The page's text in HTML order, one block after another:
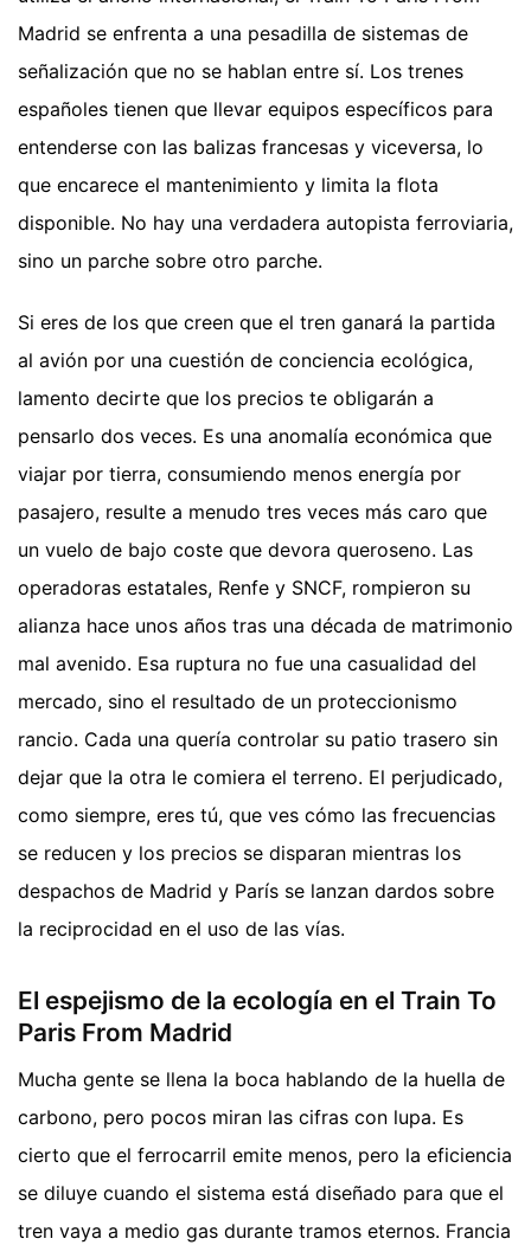
Madrid se enfrenta a una pesadilla de sistemas de
señalización que no se hablan entre sí. Los trenes
españoles tienen que llevar equipos específicos para
entenderse con las balizas francesas y viceversa, lo
que encarece el mantenimiento y limita la flota
disponible. No hay una verdadera autopista ferroviaria,
sino un parche sobre otro parche.
Si eres de los que creen que el tren ganará la partida
al avión por una cuestión de conciencia ecológica,
lamento decirte que los precios te obligarán a
pensarlo dos veces. Es una anomalía económica que
viajar por tierra, consumiendo menos energía por
pasajero, resulte a menudo tres veces más caro que
un vuelo de bajo coste que devora queroseno. Las
operadoras estatales, Renfe y SNCF, rompieron su
alianza hace unos años tras una década de matrimonio
mal avenido. Esa ruptura no fue una casualidad del
mercado, sino el resultado de un proteccionismo
rancio. Cada una quería controlar su patio trasero sin
dejar que la otra le comiera el terreno. El perjudicado,
como siempre, eres tú, que ves cómo las frecuencias
se reducen y los precios se disparan mientras los
despachos de Madrid y París se lanzan dardos sobre
la reciprocidad en el uso de las vías.
El espejismo de la ecología en el Train To
Paris From Madrid
Mucha gente se llena la boca hablando de la huella de
carbono, pero pocos miran las cifras con lupa. Es
cierto que el ferrocarril emite menos, pero la eficiencia
se diluye cuando el sistema está diseñado para que el
tren vaya a medio gas durante tramos eternos. Francia